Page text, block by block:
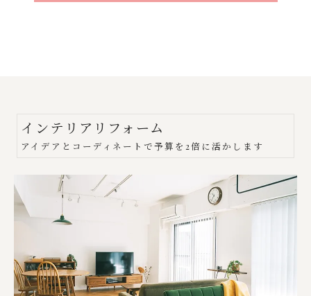
インテリアリフォーム
アイデアとコーディネートで予算を2倍に活かします